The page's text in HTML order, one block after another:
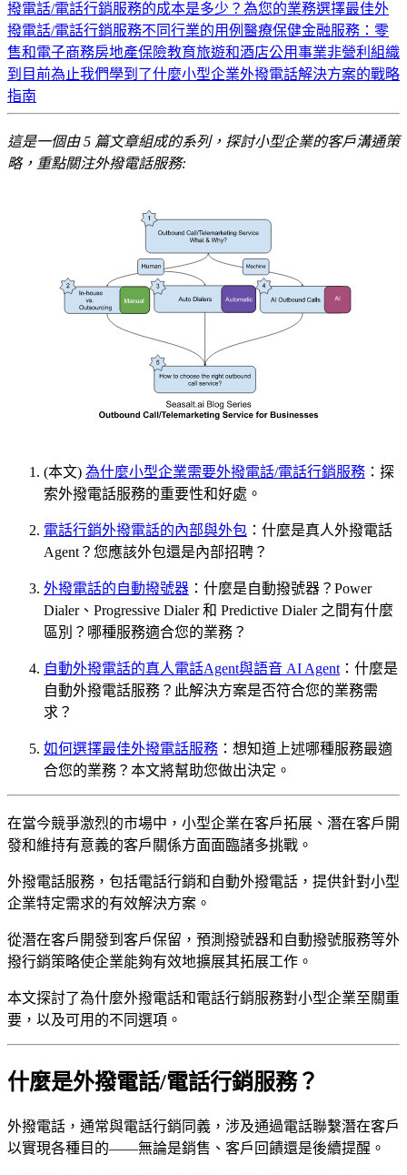
撥電話/電話行銷服務的成本是多少？ 為您的業務選擇最佳外
撥電話/電話行銷服務不同行業的用例 醫療保健金融服務： 零
售和電子商務房地產保險教育旅遊和酒店公用事業非營利組織
到目前為止我們學到了什麼小型企業外撥電話解決方案的戰略
指南
這是一個由 5 篇文章組成的系列，探討小型企業的客戶溝通策
略，重點關注外撥電話服務:
(本文) 為什麼小型企業需要外撥電話/電話行銷服務 ：探
索外撥電話服務的重要性和好處。
電話行銷外撥電話的內部與外包 ：什麼是真人外撥電話
Agent？您應該外包還是內部招聘？
外撥電話的自動撥號器 ：什麼是自動撥號器？Power
Dialer、Progressive Dialer 和 Predictive Dialer 之間有什麼
區別？哪種服務適合您的業務？
自動外撥電話的真人電話Agent與語音 AI Agent ：什麼是
自動外撥電話服務？此解決方案是否符合您的業務需
求？
如何選擇最佳外撥電話服務 ：想知道上述哪種服務最適
合您的業務？本文將幫助您做出決定。
在當今競爭激烈的市場中，小型企業在客戶拓展、潛在客戶開
發和維持有意義的客戶關係方面面臨諸多挑戰。
外撥電話服務，包括電話行銷和自動外撥電話，提供針對小型
企業特定需求的有效解決方案。
從潛在客戶開發到客戶保留，預測撥號器和自動撥號服務等外
撥行銷策略使企業能夠有效地擴展其拓展工作。
本文探討了為什麼外撥電話和電話行銷服務對小型企業至關重
要，以及可用的不同選項。
什麼是外撥電話/電話行銷服務？
外撥電話，通常與電話行銷同義，涉及通過電話聯繫潛在客戶
以實現各種目的——無論是銷售、客戶回饋還是後續提醒。